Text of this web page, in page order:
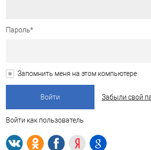
Пароль*
Запомнить меня на этом компьютере
Забыли свой
Войти как пользователь